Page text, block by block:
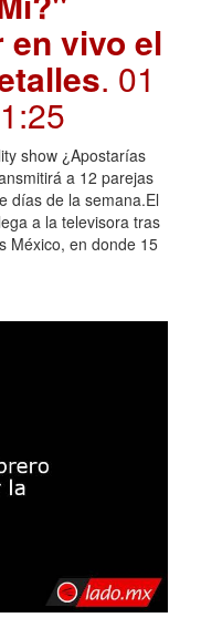
en vivo el
. 01
show ¿Apostarías
a 12 parejas
días de la semana.El
a la televisora tras
México, en donde 15